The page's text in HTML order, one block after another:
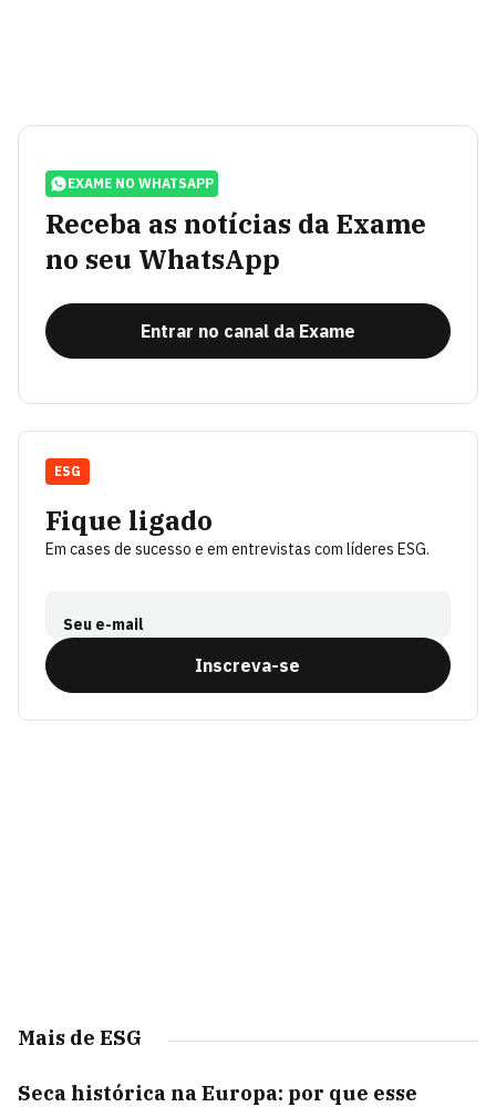
EXAME NO WHATSAPP
Receba as notícias da Exame
no seu WhatsApp
Entrar no canal da Exame
Fique ligado
Em cases de sucesso e em entrevistas com líderes ESG.
Seu e-mail
Inscreva-se
ESG
Mais de ESG
Seca histórica na Europa: por que esse